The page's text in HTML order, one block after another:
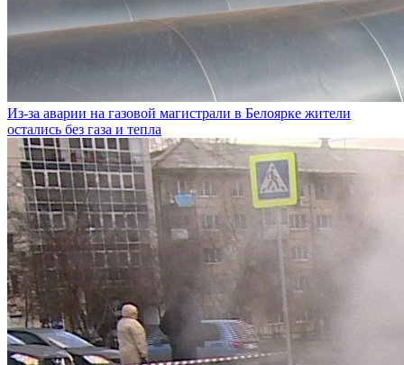
Из-за аварии на газовой магистрали в Белоярке жители
остались без газа и тепла